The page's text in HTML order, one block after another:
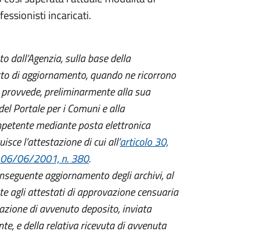
incaricati.
dall’Agenzia, sulla base della
di aggiornamento, quando ne ricorrono
preliminarmente alla sua
Portale per i Comuni e alla
mediante posta elettronica
l’attestazione di cui all’articolo 30,
06/06/2001, n. 380.
aggiornamento degli archivi, al
agli attestati di approvazione censuaria
di avvenuto deposito, inviata
e della relativa ricevuta di avvenuta